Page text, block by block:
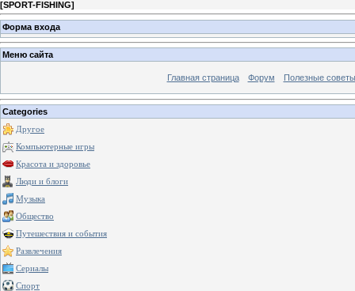
[SPORT-FISHING]
Форма входа
Меню сайта
Главная страница Форум Полезные советы
Categories
Другое
Компьютерные игры
Красота и здоровье
Люди и блоги
Музыка
Общество
Путешествия и события
Развлечения
Сериалы
Спорт